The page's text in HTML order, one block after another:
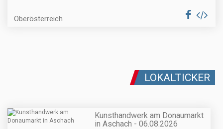
Oberösterreich
LOKALTICKER
Kunsthandwerk am Donaumarkt
in Aschach - 06.08.2026